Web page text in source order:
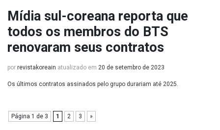
Mídia sul-coreana reporta que
todos os membros do BTS
renovaram seus contratos
por revistakoreain atualizado em 20 de setembro de 2023
Os últimos contratos assinados pelo grupo durariam até 2025.
Página 1 de 3 1 2 3 »